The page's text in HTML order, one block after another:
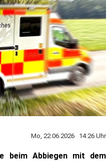
Mo, 22.06.2026 14:26 Uhr
beim Abbiegen mit dem